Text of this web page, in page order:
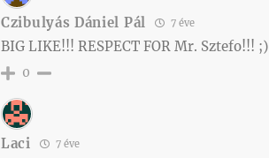
Czibulyás Dániel Pál 7 éve
BIG LIKE!!! RESPECT FOR Mr. Sztefo!!! ;)
0
Laci 7 éve